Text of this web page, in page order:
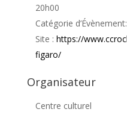
20h00
Catégorie d’Évènement:
Site : https://
figaro/
Organisateur
Centre culturel